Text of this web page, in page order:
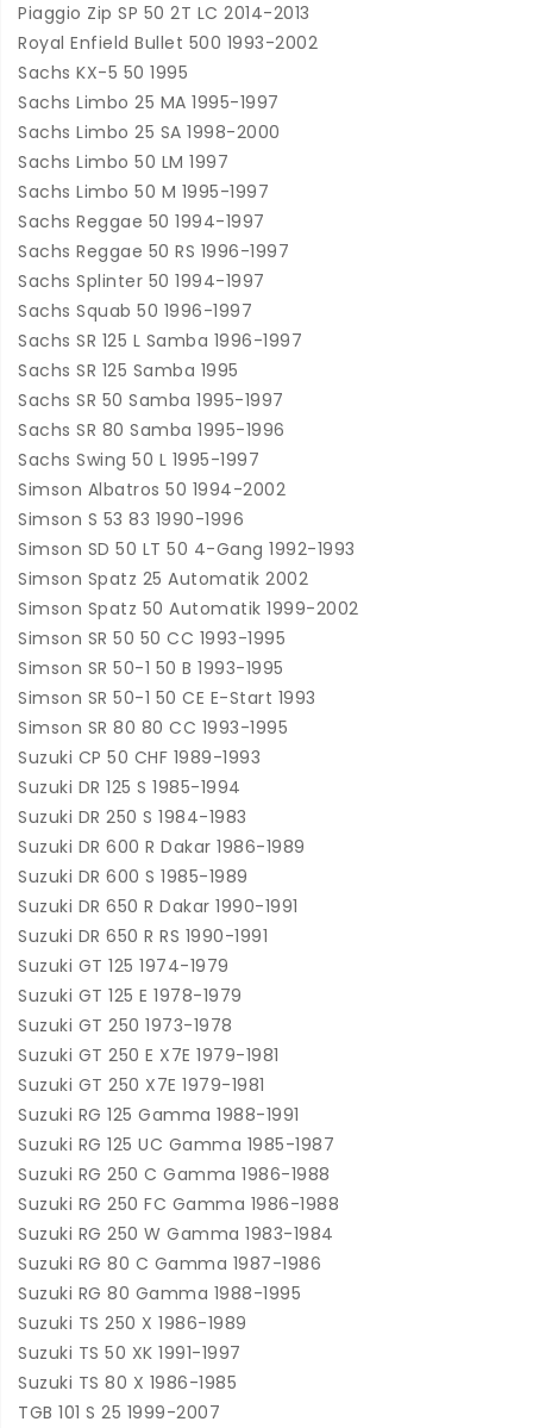
Piaggio Zip SP 50 2T LC 2014-2013
Royal Enfield Bullet 500 1993-2002
Sachs KX-5 50 1995
Sachs Limbo 25 MA 1995-1997
Sachs Limbo 25 SA 1998-2000
Sachs Limbo 50 LM 1997
Sachs Limbo 50 M 1995-1997
Sachs Reggae 50 1994-1997
Sachs Reggae 50 RS 1996-1997
Sachs Splinter 50 1994-1997
Sachs Squab 50 1996-1997
Sachs SR 125 L Samba 1996-1997
Sachs SR 125 Samba 1995
Sachs SR 50 Samba 1995-1997
Sachs SR 80 Samba 1995-1996
Sachs Swing 50 L 1995-1997
Simson Albatros 50 1994-2002
Simson S 53 83 1990-1996
Simson SD 50 LT 50 4-Gang 1992-1993
Simson Spatz 25 Automatik 2002
Simson Spatz 50 Automatik 1999-2002
Simson SR 50 50 CC 1993-1995
Simson SR 50-1 50 B 1993-1995
Simson SR 50-1 50 CE E-Start 1993
Simson SR 80 80 CC 1993-1995
Suzuki CP 50 CHF 1989-1993
Suzuki DR 125 S 1985-1994
Suzuki DR 250 S 1984-1983
Suzuki DR 600 R Dakar 1986-1989
Suzuki DR 600 S 1985-1989
Suzuki DR 650 R Dakar 1990-1991
Suzuki DR 650 R RS 1990-1991
Suzuki GT 125 1974-1979
Suzuki GT 125 E 1978-1979
Suzuki GT 250 1973-1978
Suzuki GT 250 E X7E 1979-1981
Suzuki GT 250 X7E 1979-1981
Suzuki RG 125 Gamma 1988-1991
Suzuki RG 125 UC Gamma 1985-1987
Suzuki RG 250 C Gamma 1986-1988
Suzuki RG 250 FC Gamma 1986-1988
Suzuki RG 250 W Gamma 1983-1984
Suzuki RG 80 C Gamma 1987-1986
Suzuki RG 80 Gamma 1988-1995
Suzuki TS 250 X 1986-1989
Suzuki TS 50 XK 1991-1997
Suzuki TS 80 X 1986-1985
TGB 101 S 25 1999-2007